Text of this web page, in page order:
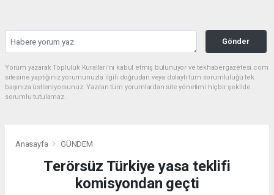
Gönder
Yorum yazarak Topluluk Kuralları’nı kabul etmiş bulunuyor ve tekhabergazetesi.com
sitesine yaptığınız yorumunuzla ilgili doğrudan veya dolaylı tüm sorumluluğu tek
başınıza üstleniyorsunuz. Yazılan tüm yorumlardan site yönetimi hiçbir şekilde
sorumlu tutulamaz.
Anasayfa GÜNDEM
Terörsüz Türkiye yasa teklifi
komisyondan geçti